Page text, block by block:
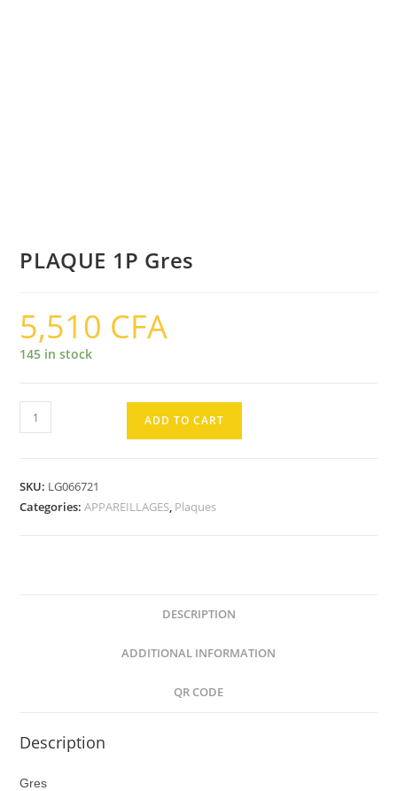
PLAQUE 1P Gres
5,510 CFA
145 in stock
PLAQUE
1P
ADD TO CART
SKU: LG066721
Categories:APPAREILLAGES, Plaques
DESCRIPTION
ADDITIONAL INFORMATION
QR CODE
Description
Gres